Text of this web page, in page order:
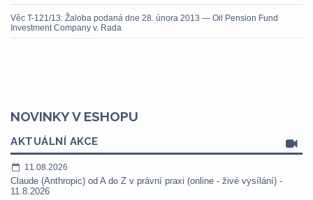
Věc T-121/13: Žaloba podaná dne 28. února 2013 — Oil Pension Fund
Investment Company v. Rada
NOVINKY V ESHOPU
AKTUÁLNÍ AKCE
11.08.2026
Claude (Anthropic) od A do Z v právní praxi (online - živé vysílání) -
11.8.2026